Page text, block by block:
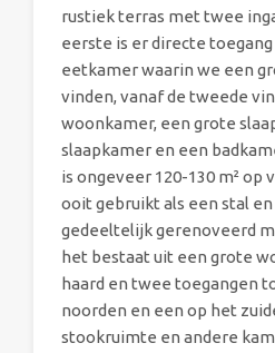
rustiek terras met twee
eerste is er directe
eetkamer waarin we een
vinden, vanaf de tweede
woonkamer, een grote
slaapkamer en een
is ongeveer 120-130 m² op
ooit gebruikt als een stal en
gedeeltelijk gerenoveerd
het bestaat uit een grote
haard en twee toegangen
noorden en een op het
stookruimte en andere